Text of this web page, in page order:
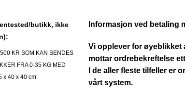
butikk, ikke
KR SOM KAN SENDES
FRA 0-35 KG MED
x 40 x 40 cm
Informasjon ved betaling
Vi opplever for øyeblikket
mottar ordrebekreftelse
I de aller fleste tilfeller er
vårt system.